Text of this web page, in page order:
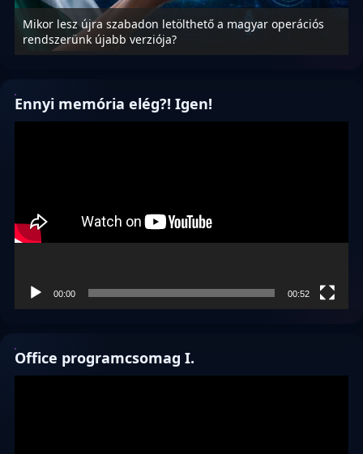
Mikor lesz újra szabadon letölthető a magyar operációs
rendszerünk újabb verziója?
Ennyi memória elég?! Igen!
00:00 00:52
Office programcsomag I.